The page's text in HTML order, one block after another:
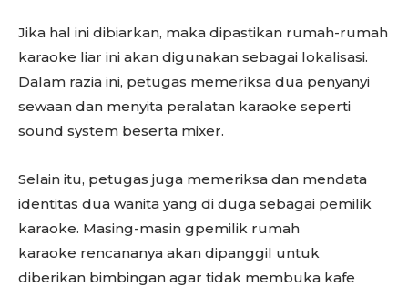
Jika hal ini dibiarkan, maka dipastikan rumah-rumah
karaoke liar ini akan digunakan sebagai lokalisasi.
Dalam razia ini, petugas memeriksa dua penyanyi
sewaan dan menyita peralatan karaoke seperti
sound system beserta mixer.
Selain itu, petugas juga memeriksa dan mendata
identitas dua wanita yang di duga sebagai pemilik
karaoke. Masing-masin gpemilik rumah
karaoke rencananya akan dipanggil untuk
diberikan bimbingan agar tidak membuka kafe